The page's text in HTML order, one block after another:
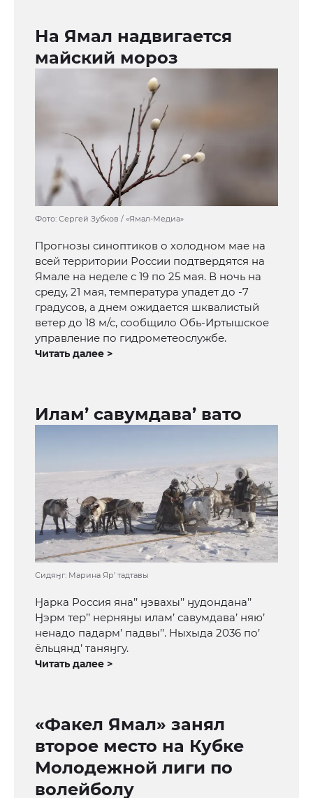
На Ямал надвигается
майский мороз
Фото: Сергей Зубков / «Ямал-Медиа»
Прогнозы синоптиков о холодном мае на
всей территории России подтвердятся на
Ямале на неделе с 19 по 25 мая. В ночь на
среду, 21 мая, температура упадет до -7
градусов, а днем ожидается шквалистый
ветер до 18 м/с, сообщило Обь-Иртышское
управление по гидрометеослужбе.
Читать далее >
Илам’ савумдава’ вато
Сидяӈг: Марина Яр’ тадтавы
Ӈарка Россия яна’’ ӈэвахы’’ ӈудондана’’
Ӈэрм тер’’ нерняӈы илам’ савумдава’ няю’
ненадо падарм’ падвы’’. Ныхыда 2036 по’
ёльцянд’ таняӈгу.
Читать далее >
«Факел Ямал» занял
второе место на Кубке
Молодежной лиги по
волейболу